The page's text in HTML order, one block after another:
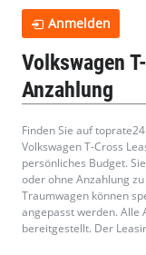
Volkswagen
Anzahlung
Finden Sie auf
Volkswagen T-Cross
persönliches Budget.
oder ohne Anzahlung
Traumwagen können
angepasst werden.
bereitgestellt. Der
Anmelden